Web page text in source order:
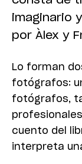
imaginario
por Àlex y
Lo forman
fotógrafos:
fotógrafos,
cuento del
interpreta